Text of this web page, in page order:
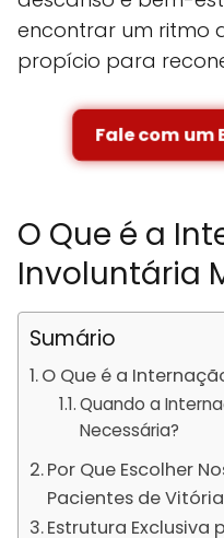
encontrar um ritmo
propício para
Fale com um
O Que é a
Involuntária
Sumário
O Que é a
Quando a
Necessária?
Por Que Escolher
Pacientes de
Estrutura Exclusiva